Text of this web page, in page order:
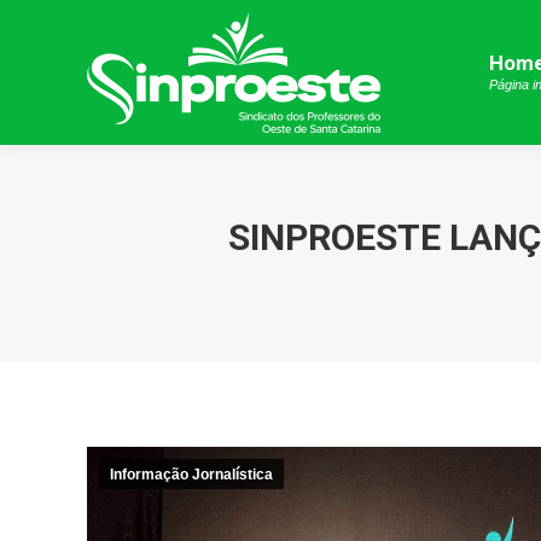
Página
SINPROESTE
Informação Jornalística
Página